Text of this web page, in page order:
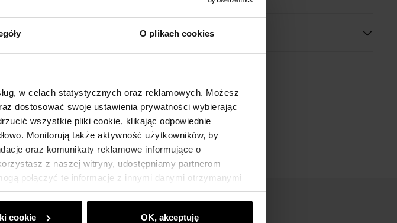
O plikach cookies
w celach statystycznych oraz reklamowych. Możesz
dostosować swoje ustawienia prywatności wybierając
wszystkie pliki cookie, klikając odpowiednie
Monitorują także aktywność użytkowników, by
oraz komunikaty reklamowe informujące o
z naszej witryny, udostępniamy partnerom
połączyć te informacje z innymi danymi otrzymanymi
cookie OK, akceptuję